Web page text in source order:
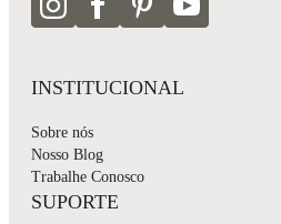
INSTITUCIONAL
Sobre nós
Nosso Blog
Trabalhe Conosco
SUPORTE